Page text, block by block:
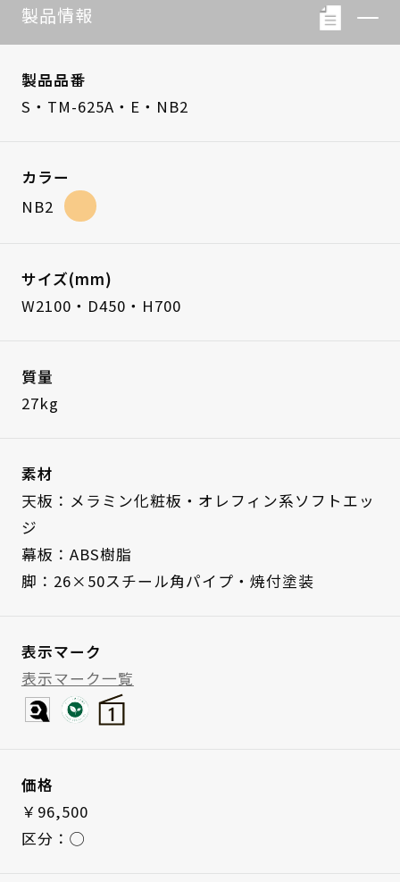
製品情報
製品品番
S・TM-625A・E・NB2
カラー
NB2
サイズ(mm)
W2100・D450・H700
質量
27kg
素材
天板：メラミン化粧板・オレフィン系ソフトエッ
ジ
幕板：ABS樹脂
脚：26×50スチール角パイプ・焼付塗装
表示マーク
表示マーク一覧
価格
￥96,500
区分：◯